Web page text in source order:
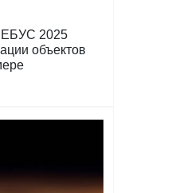
2025
объектов